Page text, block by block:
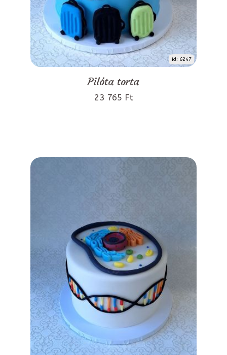
id: 6247
Pilóta torta
23 765 Ft